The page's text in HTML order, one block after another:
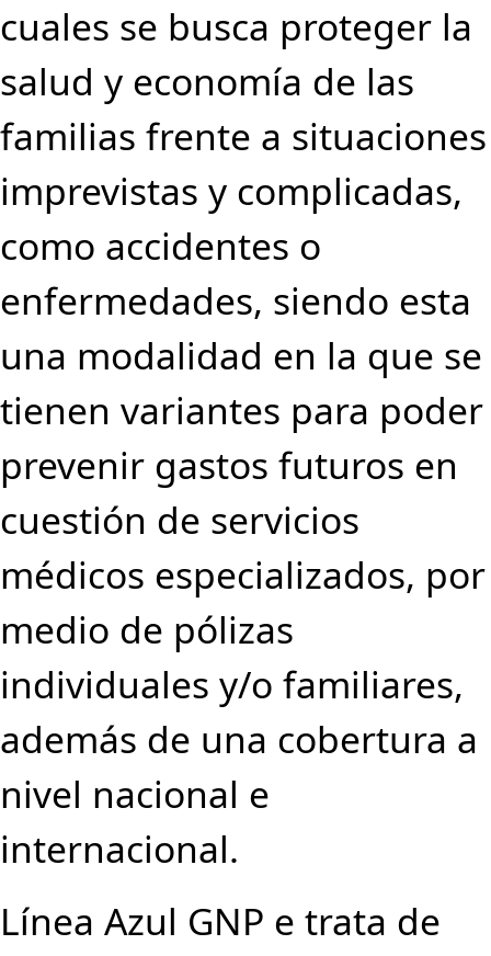
cuales se busca proteger la
salud y economía de las
familias frente a situaciones
imprevistas y complicadas,
como accidentes o
enfermedades, siendo esta
una modalidad en la que se
tienen variantes para poder
prevenir gastos futuros en
cuestión de servicios
médicos especializados, por
medio de pólizas
individuales y/o familiares,
además de una cobertura a
nivel nacional e
internacional.
Línea Azul GNP e trata de